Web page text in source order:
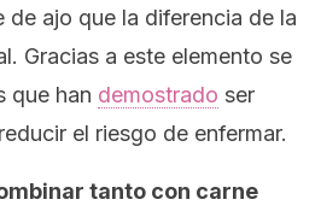
de ajo que la diferencia de la
Gracias a este elemento se
que han demostrado ser
el riesgo de enfermar.
tanto con carne